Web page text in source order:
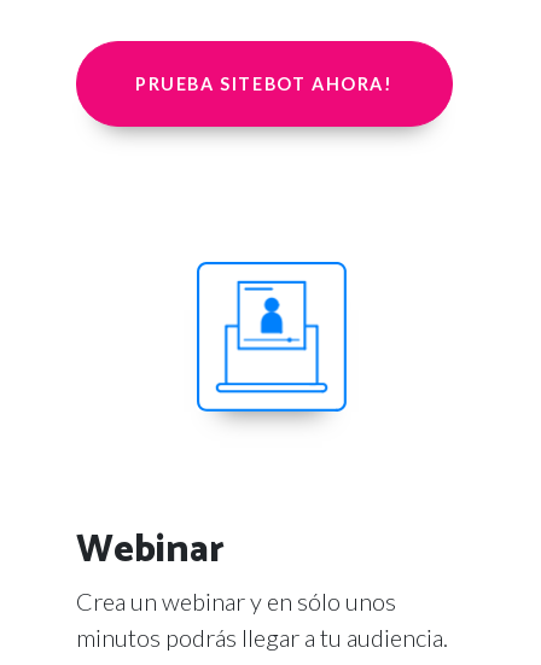
PRUEBA SITEBOT AHORA!
Webinar
Crea un webinar y en sólo unos
minutos podrás llegar a tu audiencia.